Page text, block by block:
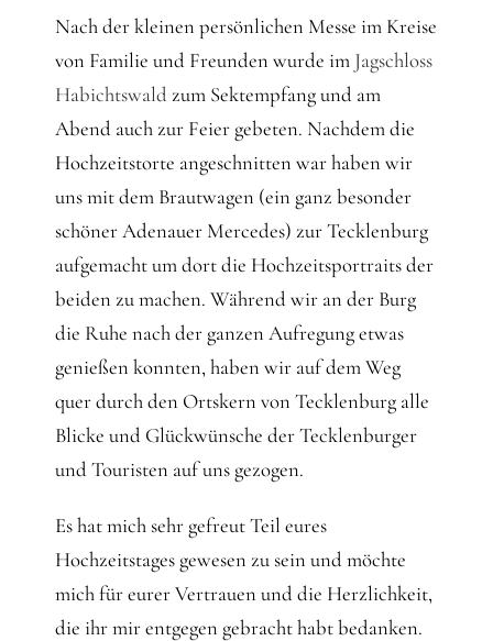
Nach der kleinen persönlichen Messe im Kreise
von Familie und Freunden wurde im Jagschloss
Habichtswaldzum Sektempfang und am
Abend auch zur Feier gebeten. Nachdem die
Hochzeitstorte angeschnitten war haben wir
uns mit dem Brautwagen (ein ganz besonder
schöner Adenauer Mercedes) zur Tecklenburg
aufgemacht um dort die Hochzeitsportraits der
beiden zu machen. Während wir an der Burg
die Ruhe nach der ganzen Aufregung etwas
genießen konnten, haben wir auf dem Weg
quer durch den Ortskern von Tecklenburg alle
Blicke und Glückwünsche der Tecklenburger
und Touristen auf uns gezogen.
Es hat mich sehr gefreut Teil eures
Hochzeitstages gewesen zu sein und möchte
mich für eurer Vertrauen und die Herzlichkeit,
die ihr mir entgegen gebracht habt bedanken.